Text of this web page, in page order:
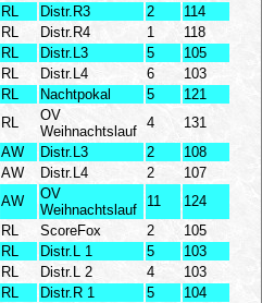
RL Distr.R3 2
114
RL Distr.R4 1
118
RL Distr.L3 5
105
RL Distr.L4 6
103
RL Nachtpokal 5
121
RL
OV
Weihnachtslauf
4
131
AW Distr.L3 2
108
AW Distr.L4 2
107
AW
OV
Weihnachtslauf
11
124
RL ScoreFox 2
105
RL Distr.L 1 5
103
RL Distr.L 2 4
103
RL Distr.R 1 5
104